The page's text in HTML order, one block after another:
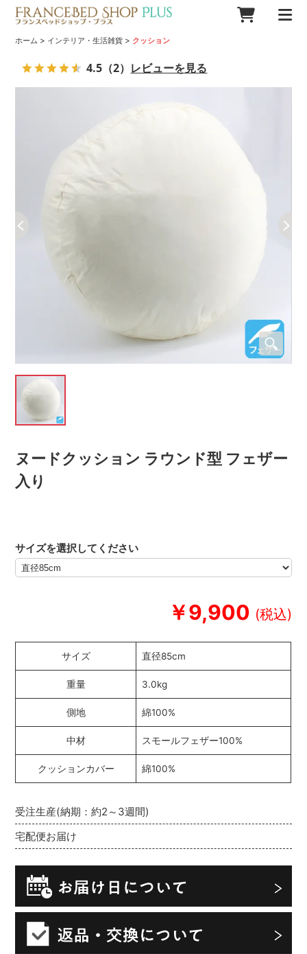
ホーム > インテリア・生活雑貨 > クッション
ヌードクッション ラウンド型 フェザー
入り
￥9,900
受注生産(納期：約2～3週間)
宅配便お届け
サイズを選択してください
サイズ 直径85cm
重量 3.0kg
側地 綿100%
中材 スモールフェザー100%
クッションカバー 綿100%
4.5 （2） レビューを見る